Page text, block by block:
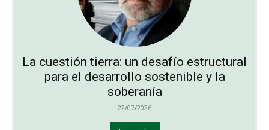
La cuestión tierra: un desafío estructural
para el desarrollo sostenible y la
soberanía
22/07/2026